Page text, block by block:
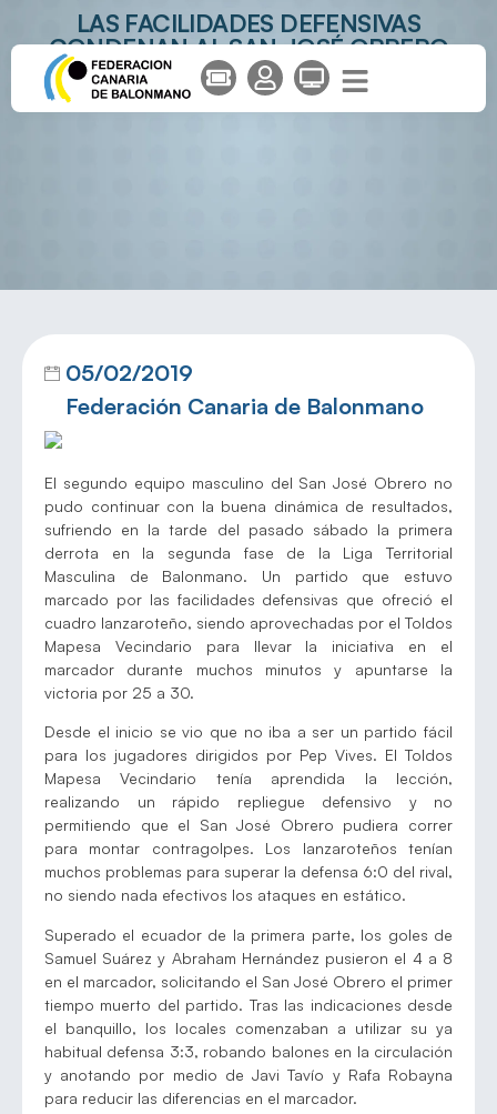
LAS FACILIDADES DEFENSIVAS
CONDENAN AL SAN JOSÉ OBRERO
ANTE EL VECINDARIO
05/02/2019
Federación Canaria de Balonmano
El segundo equipo masculino del San José Obrero no
pudo continuar con la buena dinámica de resultados,
sufriendo en la tarde del pasado sábado la primera
derrota en la segunda fase de la Liga Territorial
Masculina de Balonmano. Un partido que estuvo
marcado por las facilidades defensivas que ofreció el
cuadro lanzaroteño, siendo aprovechadas por el Toldos
Mapesa Vecindario para llevar la iniciativa en el
marcador durante muchos minutos y apuntarse la
victoria por 25 a 30.
Desde el inicio se vio que no iba a ser un partido fácil
para los jugadores dirigidos por Pep Vives. El Toldos
Mapesa Vecindario tenía aprendida la lección,
realizando un rápido repliegue defensivo y no
permitiendo que el San José Obrero pudiera correr
para montar contragolpes. Los lanzaroteños tenían
muchos problemas para superar la defensa 6:0 del rival,
no siendo nada efectivos los ataques en estático.
Superado el ecuador de la primera parte, los goles de
Samuel Suárez y Abraham Hernández pusieron el 4 a 8
en el marcador, solicitando el San José Obrero el primer
tiempo muerto del partido. Tras las indicaciones desde
el banquillo, los locales comenzaban a utilizar su ya
habitual defensa 3:3, robando balones en la circulación
y anotando por medio de Javi Tavío y Rafa Robayna
para reducir las diferencias en el marcador.